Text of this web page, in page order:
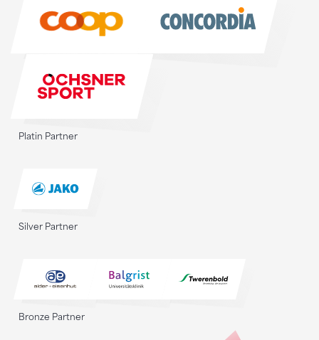
Platin Partner
Silver Partner
Bronze Partner